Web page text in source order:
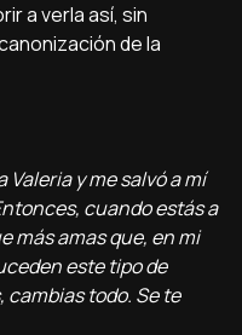
a verla así, sin
de la
Valeria y me salvó a mí
cuando estás a
más amas que, en mi
este tipo de
todo. Se te